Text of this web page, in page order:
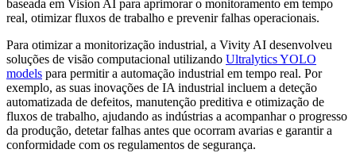
baseada em Vision AI para aprimorar o monitoramento em tempo
real, otimizar fluxos de trabalho e prevenir falhas operacionais.
Para otimizar a monitorização industrial, a Vivity AI desenvolveu
soluções de visão computacional utilizando Ultralytics YOLO
models para permitir a automação industrial em tempo real. Por
exemplo, as suas inovações de IA industrial incluem a deteção
automatizada de defeitos, manutenção preditiva e otimização de
fluxos de trabalho, ajudando as indústrias a acompanhar o progresso
da produção, detetar falhas antes que ocorram avarias e garantir a
conformidade com os regulamentos de segurança.